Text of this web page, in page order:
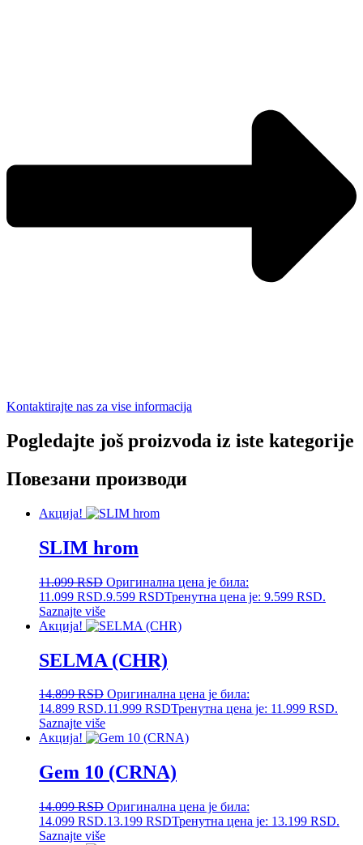
Kontaktirajte nas za vise informacija
Pogledajte još proizvoda iz iste kategorije
Повезани производи
Акција!
SLIM hrom
11.099RSD Оригинална цена је била:
11.099 RSD.9.599 RSDТренутна цена је: 9.599 RSD.
Saznajte više
Акција!
SELMA (CHR)
14.899RSD Оригинална цена је била:
14.899 RSD.11.999 RSDТренутна цена је: 11.999 RSD.
Saznajte više
Акција!
Gem 10 (CRNA)
14.099RSD Оригинална цена је била:
14.099 RSD.13.199 RSDТренутна цена је: 13.199 RSD.
Saznajte više